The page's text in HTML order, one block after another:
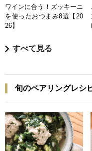
ワインに合う！ズッキーニ
を使ったおつまみ8選【20
26】
すべて見る
旬のペアリングレシ